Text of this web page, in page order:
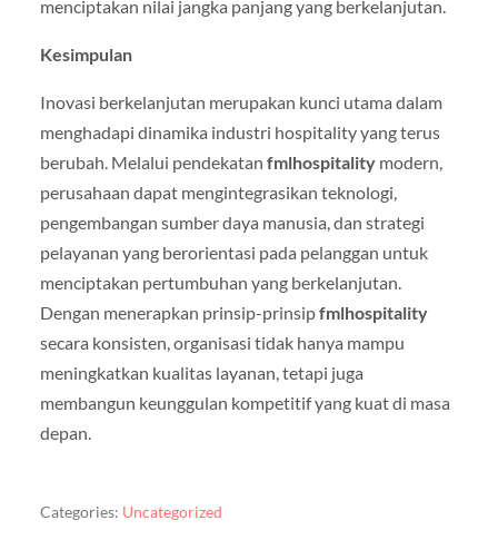
menciptakan nilai jangka panjang yang berkelanjutan.
Kesimpulan
Inovasi berkelanjutan merupakan kunci utama dalam
menghadapi dinamika industri hospitality yang terus
berubah. Melalui pendekatan fmlhospitalitymodern,
perusahaan dapat mengintegrasikan teknologi,
pengembangan sumber daya manusia, dan strategi
pelayanan yang berorientasi pada pelanggan untuk
menciptakan pertumbuhan yang berkelanjutan.
Dengan menerapkan prinsip-prinsipfmlhospitality
secara konsisten, organisasi tidak hanya mampu
meningkatkan kualitas layanan, tetapi juga
membangun keunggulan kompetitif yang kuat di masa
depan.
Categories: Uncategorized